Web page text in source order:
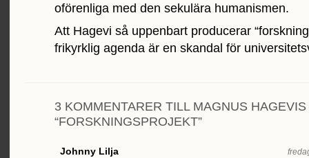
oförenliga med den sekulära humanismen.
Att Hagevi så uppenbart producerar
frikyrklig agenda är en skandal för
3 KOMMENTARER TILL MAGNUS
“FORSKNINGSPROJEKT”
Johnny Lilja